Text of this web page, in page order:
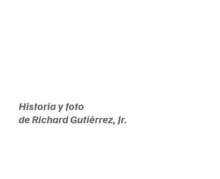
Historia y foto
de Richard Gutiérrez, Jr.